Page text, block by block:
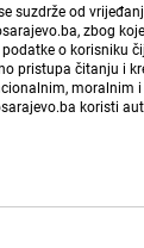
suzdrže od
zbog
o korisniku
pristupa čitanju i
moralnim
koristi